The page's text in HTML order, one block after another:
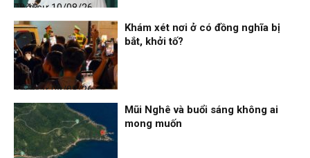
Thời sự
10/08/26, 08:13
Thời sự
09/08/26, 21:56
Khám xét nơi ở có đồng nghĩa bị
bắt, khởi tố?
Mũi Nghê và buổi sáng không ai
mong muốn